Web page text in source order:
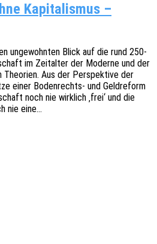
Kapitalismus –
unge­wohn­ten Blick auf die rund 250-
im Zeit­al­ter der Moder­ne und der
Theo­rien. Aus der Perspek­ti­ve der
einer Boden­­­rechts- und Geld­re­form
noch nie wirk­lich ‚frei‘ und die
nie eine…